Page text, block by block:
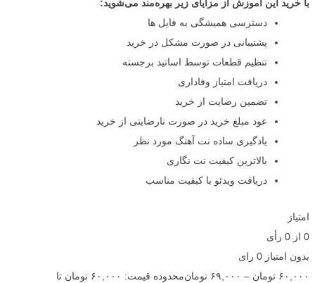
با خرید این آموزش از مزایای زیر بهره‌مند می‌شوید:
دسترسی همیشگی به فایل ها
پشتیبانی در صورت مشکل در خرید
تنظیم قطعات توسط اساتید برجسته
دریافت امتیاز وفاداری
تضمین رضایت از خرید
عود مبلغ خرید در صورت نارضایتی از خرید
یادگیری ساده نت آهنگ مورد نظر
بالاترین کیفیت نت نگاری
دریافت ویدئو با کیفیت مناسب
امتیاز
0 از 0 رأی
بدون امتیاز 0 رای
۶۰,۰۰۰ تومان – ۶۹,۰۰۰ تومان
محدوده قیمت: ۶۰,۰۰۰ تومان تا